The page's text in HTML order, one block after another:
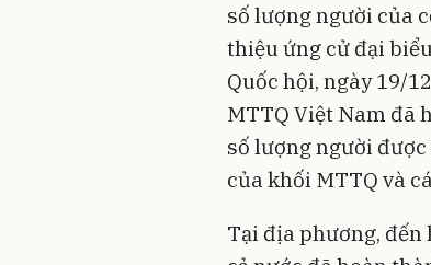
số lượng người của
thiệu ứng cử đại
Quốc hội, ngày 19/
MTTQ Việt Nam đã
số lượng người
của khối MTTQ và
Tại địa phương,